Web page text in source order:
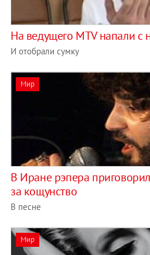
На ведущего MTV напали с
И отобрали сумку
Мир
В Иране рэпера
за кощунство
В песне
Мир